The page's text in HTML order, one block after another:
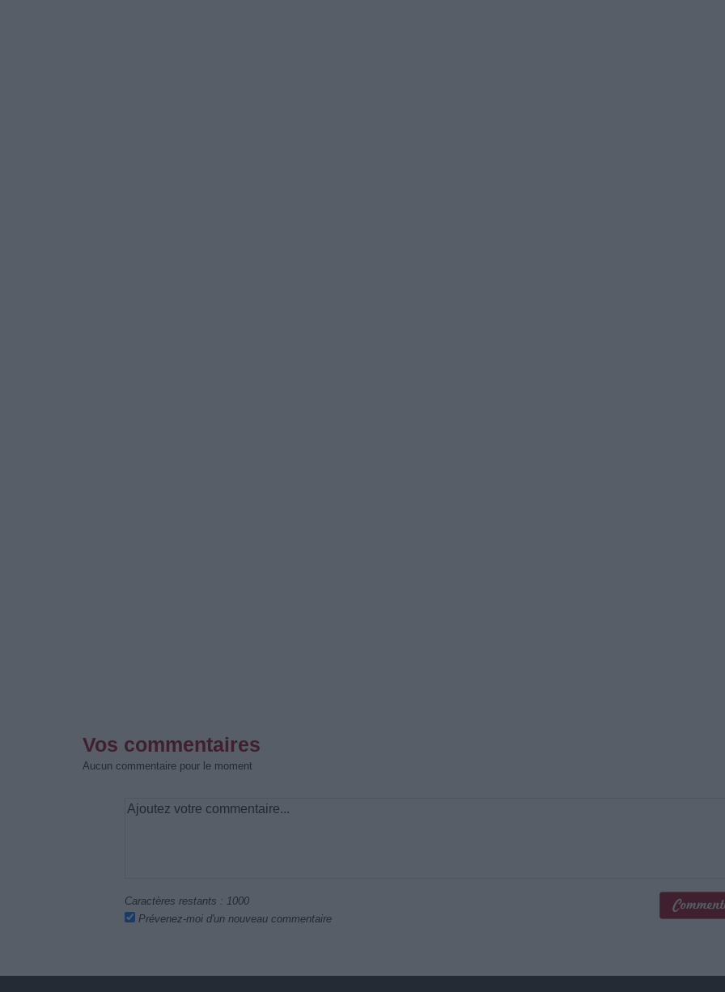
Vos commentaires
Aucun commentaire pour le moment
Caractères restants : 1000
Prévenez-moi d'un nouveau commentaire